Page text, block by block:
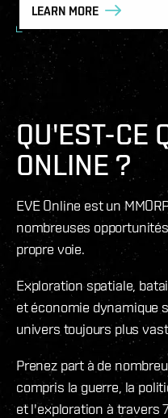
LEARN MORE
QU'EST-CE
ONLINE ?
EVE Online est un
nombreuses
propre voie.
Exploration spatiale,
et économie dynamique
univers toujours plus
Prenez part à de
compris la guerre, la
et l'exploration à travers